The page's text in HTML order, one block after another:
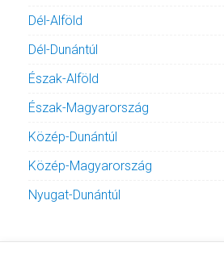
Dél-Alföld
Dél-Dunántúl
Észak-Alföld
Észak-Magyarország
Közép-Dunántúl
Közép-Magyarország
Nyugat-Dunántúl